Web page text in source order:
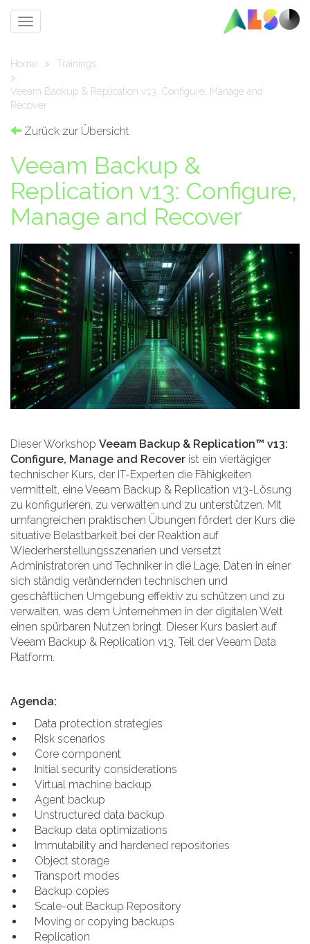
Toggle
Home >
Trainings
>
Veeam Backup & Replication v13: Configure, Manage and
Recover
Zurück zur Übersicht
Veeam Backup &
Replication v13: Configure,
Manage and Recover
Dieser Workshop Veeam Backup & Replication™ v13:
Configure, Manage and Recover ist ein viertägiger
technischer Kurs, der IT-Experten die Fähigkeiten
vermittelt, eine Veeam Backup & Replication v13-Lösung
zu konfigurieren, zu verwalten und zu unterstützen. Mit
umfangreichen praktischen Übungen fördert der Kurs die
situative Belastbarkeit bei der Reaktion auf
Wiederherstellungsszenarien und versetzt
Administratoren und Techniker in die Lage, Daten in einer
sich ständig verändernden technischen und
geschäftlichen Umgebung effektiv zu schützen und zu
verwalten, was dem Unternehmen in der digitalen Welt
einen spürbaren Nutzen bringt. Dieser Kurs basiert auf
Veeam Backup & Replication v13, Teil der Veeam Data
Platform.
Agenda:
Data protection strategies
Risk scenarios
Core component
Initial security considerations
Virtual machine backup
Agent backup
Unstructured data backup
Backup data optimizations
Immutability and hardened repositories
Object storage
Transport modes
Backup copies
Scale-out Backup Repository
Moving or copying backups
Replication